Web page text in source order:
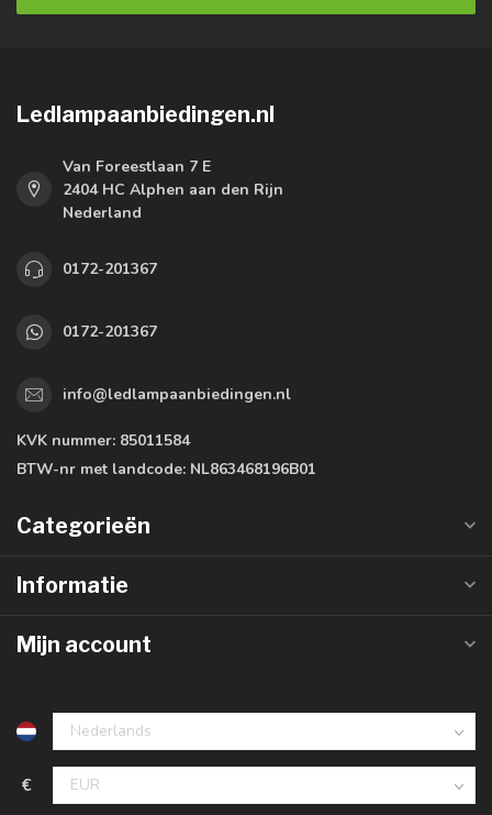
Ledlampaanbiedingen.nl
Van Foreestlaan 7 E
2404 HC Alphen aan den Rijn
Nederland
0172-201367
0172-201367
info@ledlampaanbiedingen.nl
KVK nummer: 85011584
BTW-nr met landcode: NL863468196B01
Categorieën
Informatie
Mijn account
€